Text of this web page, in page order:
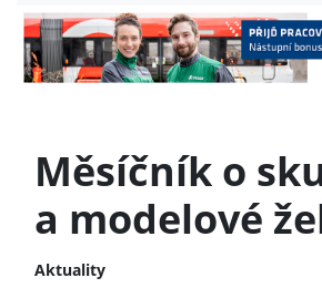
Měsíčník o
a modelové
Aktuality